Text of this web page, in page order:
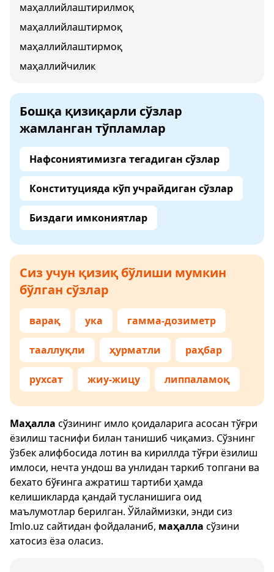
маҳаллийлаштирилмоқ
маҳаллийлаштирмоқ
маҳаллийлаштирмоқ
маҳаллийчилик
Бошқа қизиқарли сўзлар
жамланган тўпламлар
Нафсониятимизга тегадиган сўзлар
Конституцияда кўп учрайдиган сўзлар
Биздаги имкониятлар
Сиз учун қизиқ бўлиши мумкин
бўлган сўзлар
варақ ука гамма-дозиметр
тааллуқли ҳурматли раҳбар
рухсат жиу-жицу липпаламоқ
Маҳалла сўзининг имло қоидаларига асосан тўғри
ёзилиш таснифи билан танишиб чиқамиз. Сўзнинг
ўзбек алифбосида лотин ва кириллда тўғри ёзилиш
имлоси, нечта ундош ва унлидан таркиб топгани ва
бехато бўғинга ажратиш тартиби ҳамда
келишикларда қандай тусланишига оид
маълумотлар берилган. Ўйлаймизки, энди сиз
Imlo.uz сайтидан фойдаланиб, маҳалла сўзини
хатосиз ёза оласиз.